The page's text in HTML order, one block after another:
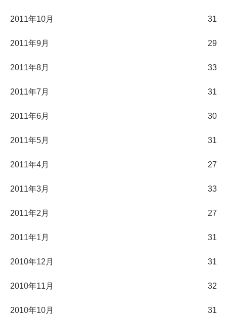
2011年10月 31
2011年9月 29
2011年8月 33
2011年7月 31
2011年6月 30
2011年5月 31
2011年4月 27
2011年3月 33
2011年2月 27
2011年1月 31
2010年12月 31
2010年11月 32
2010年10月 31